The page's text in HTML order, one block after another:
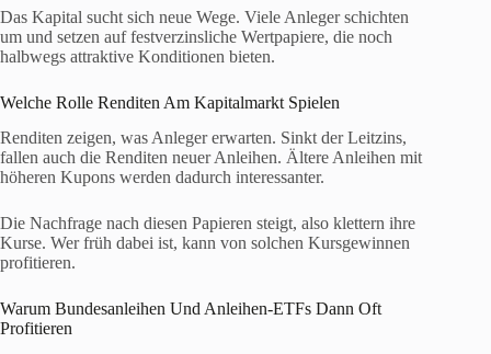
Das Kapital sucht sich neue Wege. Viele Anleger schichten
um und setzen auf festverzinsliche Wertpapiere, die noch
halbwegs attraktive Konditionen bieten.
Welche Rolle Renditen Am Kapitalmarkt Spielen
Renditen zeigen, was Anleger erwarten. Sinkt der Leitzins,
fallen auch die Renditen neuer Anleihen. Ältere Anleihen mit
höheren Kupons werden dadurch interessanter.
Die Nachfrage nach diesen Papieren steigt, also klettern ihre
Kurse. Wer früh dabei ist, kann von solchen Kursgewinnen
profitieren.
Warum Bundesanleihen Und Anleihen-ETFs Dann Oft
Profitieren